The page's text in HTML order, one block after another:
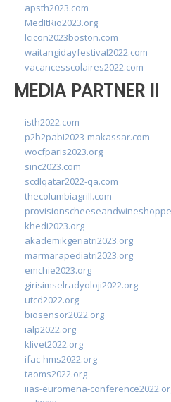
apsth2023.com
MedItRio2023.org
lcicon2023boston.com
waitangidayfestival2022.com
vacancesscolaires2022.com
MEDIA PARTNER II
isth2022.com
p2b2pabi2023-makassar.com
wocfparis2023.org
sinc2023.com
scdlqatar2022-qa.com
thecolumbiagrill.com
khedi2023.org
akademikgeriatri2023.org
marmarapediatri2023.org
emchie2023.org
girisimselradyoloji2022.org
utcd2022.org
biosensor2022.org
ialp2022.org
klivet2022.org
ifac-hms2022.org
taoms2022.org
iias-euromena-